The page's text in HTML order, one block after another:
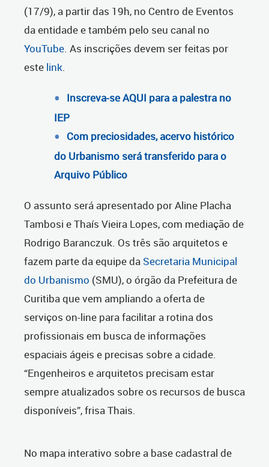
(17/9), a partir das 19h, no Centro de Eventos
da entidade e também pelo seu canal no
YouTube. As inscrições devem ser feitas por
este link.
Inscreva-se AQUI para a palestra no
IEP
Com preciosidades, acervo histórico
do Urbanismo será transferido para o
Arquivo Público
O assunto será apresentado por Aline Placha
Tambosi e Thaís Vieira Lopes, com mediação de
Rodrigo Baranczuk. Os três são arquitetos e
fazem parte da equipe da Secretaria Municipal
do Urbanismo (SMU), o órgão da Prefeitura de
Curitiba que vem ampliando a oferta de
serviços on-line para facilitar a rotina dos
profissionais em busca de informações
espaciais ágeis e precisas sobre a cidade.
“Engenheiros e arquitetos precisam estar
sempre atualizados sobre os recursos de busca
disponíveis”, frisa Thais.
No mapa interativo sobre a base cadastral de